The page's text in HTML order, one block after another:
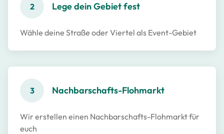
2 Lege dein Gebiet fest
Wähle deine Straße oder Viertel als Event-Gebiet
3 Nachbarschafts-Flohmarkt
Wir erstellen einen Nachbarschafts-Flohmarkt für
euch